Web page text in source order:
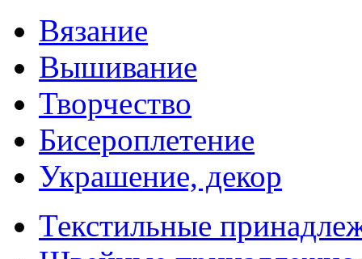
Вязание
Вышивание
Творчество
Бисероплетение
Украшение, декор
Текстильные